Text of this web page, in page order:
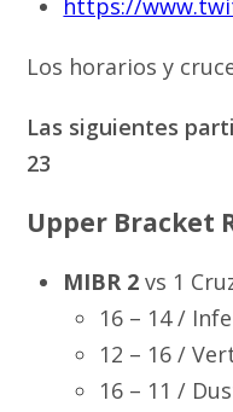
https://
Los horarios y
Las siguientes
23
Upper Bracket
MIBR 2 vs 1
16 – 14 /
12 – 16 /
16 – 11 /